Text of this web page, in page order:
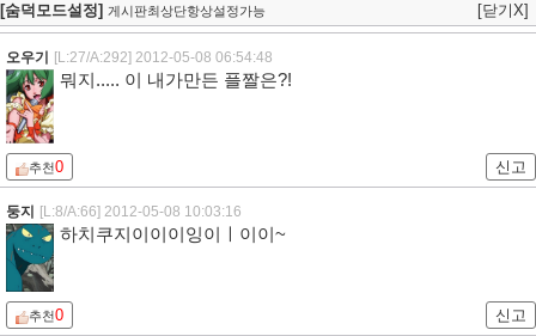
[숨덕모드설정] 게시판최상단항상설정가능 [닫기X]
오우기 [L:27/A:292] 2012-05-08 06:54:48
뭐지..... 이 내가만든 플짤은?!
추천0 신고
둥지 [L:8/A:66] 2012-05-08 10:03:16
하치쿠지이이이잉이ㅣ이이~
추천0 신고